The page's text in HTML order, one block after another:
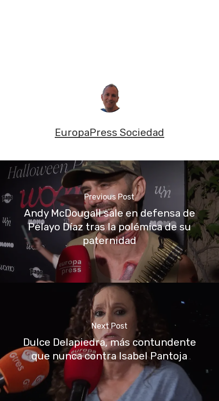
EuropaPress Sociedad
Previous Post
Andy McDougall sale en defensa de
Pelayo Díaz tras la polémica de su
paternidad
Next Post
Dulce Delapiedra, más contundente
que nunca contra Isabel Pantoja